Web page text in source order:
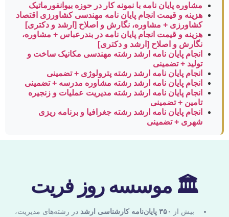
مشاوره پایان نامه با نمونه کار در حوزه بیوانفورماتیک
هزینه و قیمت انجام پایان نامه مهندسی کشاورزی اقتصاد
کشاورزی + مشاوره، نگارش و اصلاح [ارشد و دکتری]
هزینه و قیمت انجام پایان نامه در بندرعباس + مشاوره،
نگارش و اصلاح [ارشد و دکتری]
انجام پایان نامه ارشد رشته مهندسی مکانیک ساخت و
تولید + تضمینی
انجام پایان نامه ارشد رشته پترولوژی + تضمینی
انجام پایان نامه ارشد رشته مشاوره مدرسه + تضمینی
انجام پایان نامه ارشد رشته مدیریت عملیات و زنجیره
تامین + تضمینی
انجام پایان نامه ارشد رشته جغرافیا و برنامه ریزی
شهری + تضمینی
🏛 موسسه روز فریت
بیش از ۳۵۰ پایان‌نامه کارشناسی ارشد
در رشته‌های مدیریت،